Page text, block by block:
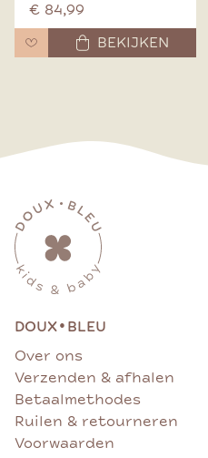
€ 84,99
BEKIJKEN
DOUX• BLEU
Over ons
Verzenden & afhalen
Betaalmethodes
Ruilen & retourneren
Voorwaarden